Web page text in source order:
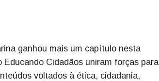
ganhou mais um capítulo nesta
Cidadãos uniram forças para
voltados à ética, cidadania,